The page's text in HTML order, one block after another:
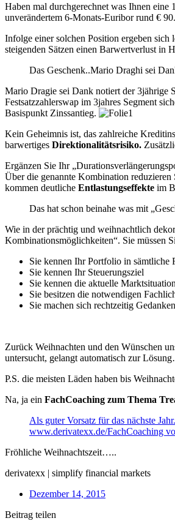
Haben mal durchgerechnet was Ihnen
unverändertem 6-Monats-Euribor rund €
Infolge einer solchen Position ergeben sich
steigenden Sätzen einen Barwertverlust in
Das Geschenk..Mario Draghi sei
Mario Dragie sei Dank notiert der 3jährige
Festsatzzahlerswap im 3jahres Segment
Basispunkt Zinssantieg.
Kein Geheimnis ist, das zahlreiche
barwertiges Direktionalitätsrisiko.
Ergänzen Sie Ihr
Über die genannte Kombination
kommen deutliche Entlastungseffekte im
Das hat schon beinahe was mit
Wie in der prächtig und weihnachtlich
Kombinationsmöglichkeiten“. Sie müssen
Sie kennen Ihr Portfolio in sämtliche
Sie kennen Ihr Steuerungsziel
Sie kennen die aktuelle Marktsituation
Sie besitzen die notwendigen
Sie machen sich rechtzeitig Gedanken
Zurück Weihnachten und den Wünschen
untersucht, gelangt automatisch zur
P.S. die meisten Läden haben bis
Na, ja ein FachCoaching zum Thema
Als guter Vorsatz für das nächste
www.derivatexx.de/FachCoaching
Fröhliche Weihnachtszeit…..
derivatexx | simplify financial markets
Dezember 14, 2015
Beitrag teilen